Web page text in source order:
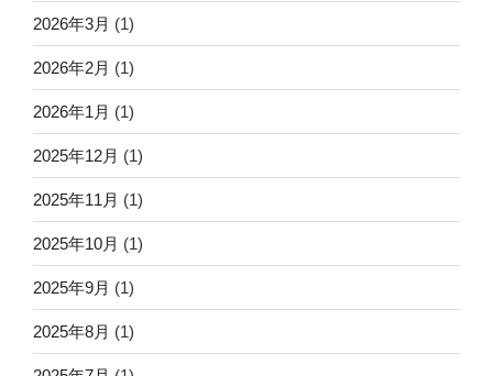
2026年3月 (1)
2026年2月 (1)
2026年1月 (1)
2025年12月 (1)
2025年11月 (1)
2025年10月 (1)
2025年9月 (1)
2025年8月 (1)